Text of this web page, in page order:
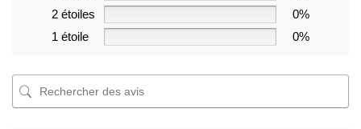
2 étoiles
0%
1 étoile
0%